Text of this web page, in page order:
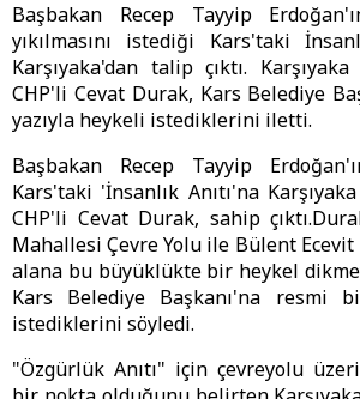
Başbakan Recep Tayyip
yıkılmasını istediği Kars'taki
Karşıyaka'dan talip çıktı.
CHP'li Cevat Durak, Kars Belediye
yazıyla heykeli istediklerini iletti.
Başbakan Recep Tayyip
Kars'taki 'İnsanlık Anıtı'na
CHP'li Cevat Durak, sahip
Mahallesi Çevre Yolu ile Bülent Ecevit
alana bu büyüklükte bir heykel
Kars Belediye Başkanı'na resmi
istediklerini söyledi.
"Özgürlük Anıtı" için çevreyolu